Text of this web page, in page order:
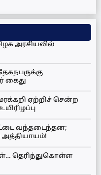
அரசியலில்
கைது
ஏற்றிச் சென்ற
வந்தடைந்தன;
அத்தியாயம்!
தெரிந்துகொள்ள